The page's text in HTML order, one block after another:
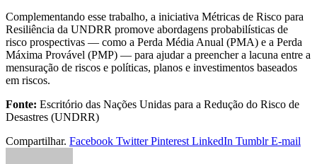
Complementando esse trabalho, a iniciativa Métricas de Risco para
Resiliência da UNDRR promove abordagens probabilísticas de
risco prospectivas — como a Perda Média Anual (PMA) e a Perda
Máxima Provável (PMP) — para ajudar a preencher a lacuna entre a
mensuração de riscos e políticas, planos e investimentos baseados
em riscos.
Fonte: Escritório das Nações Unidas para a Redução do Risco de
Desastres (UNDRR)
Compartilhar. Facebook Twitter Pinterest LinkedIn Tumblr E-mail